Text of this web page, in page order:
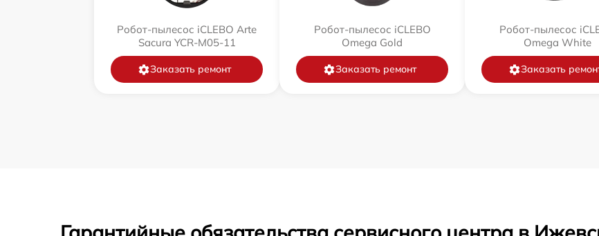
Робот-пылесос iCLEBO Arte
Sacura YCR-M05-11
Заказать ремонт
Робот-пылесос iCLEBO
Omega Gold
Заказать ремонт
Робот-пылесос
Omega White
Заказать